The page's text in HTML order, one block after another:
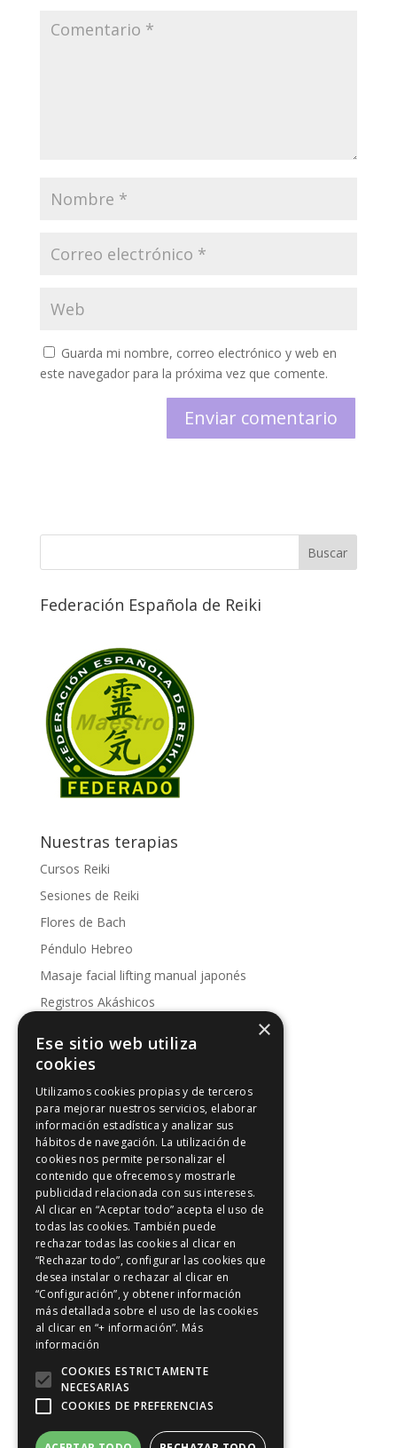
Guarda mi nombre, correo electrónico y web en
este navegador para la próxima vez que comente.
Federación Española de Reiki
Nuestras terapias
Cursos Reiki
Sesiones de Reiki
Flores de Bach
Péndulo Hebreo
Masaje facial lifting manual japonés
Registros Akáshicos
Kinesología
Artículos de interés
Artículos de interés
Intuición y Reiki
Los 5 principios Reiki
Meditación y Reiki
Positividad
Reiki en Madrid
Riu-Ji
Sanación con Reiki
Sonrie a Reiki
Tratamientos de Reiki
Vídeos
×
Ese sitio web utiliza
cookies
Utilizamos cookies propias y de terceros
para mejorar nuestros servicios, elaborar
información estadística y analizar sus
hábitos de navegación. La utilización de
cookies nos permite personalizar el
contenido que ofrecemos y mostrarle
publicidad relacionada con sus intereses.
Al clicar en “Aceptar todo” acepta el uso de
todas las cookies. También puede
rechazar todas las cookies al clicar en
“Rechazar todo”, configurar las cookies que
desea instalar o rechazar al clicar en
“Configuración”, y obtener información
más detallada sobre el uso de las cookies
al clicar en “+ información”. Más
información
COOKIES ESTRICTAMENTE
NECESARIAS
COOKIES DE PREFERENCIAS